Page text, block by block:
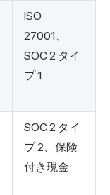
ISO
27001、
SOC 2 タイ
プ 1
SOC 2 タイ
プ 2、保険
付き現金